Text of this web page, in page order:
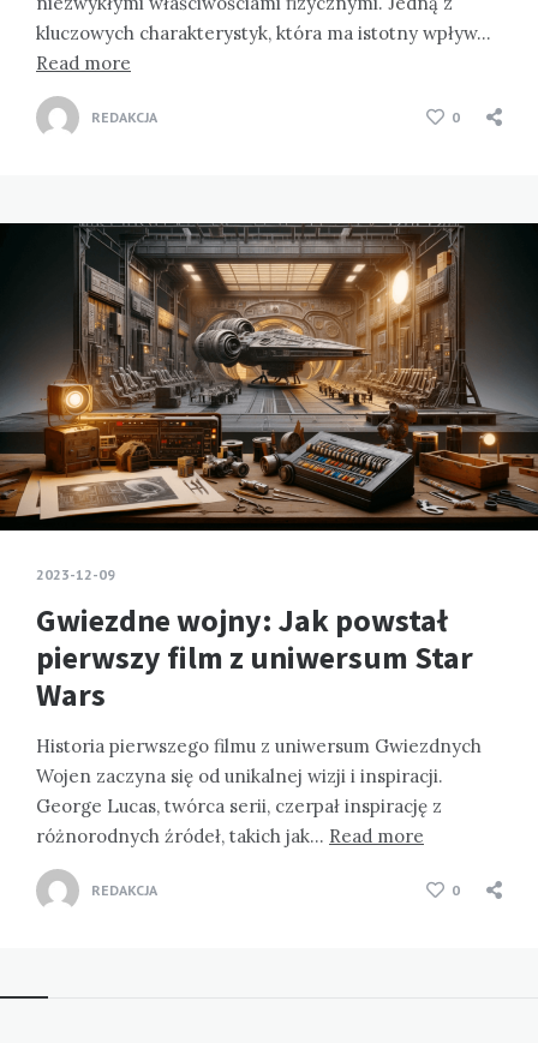
kluczowych charakterystyk, która ma istotny wpływ…
Read more
REDAKCJA 0
2023-12-09
Gwiezdne wojny: Jak powstał
pierwszy film z uniwersum Star
Wars
Historia pierwszego filmu z uniwersum Gwiezdnych
Wojen zaczyna się od unikalnej wizji i inspiracji.
George Lucas, twórca serii, czerpał inspirację z
różnorodnych źródeł, takich jak… Read more
REDAKCJA 0